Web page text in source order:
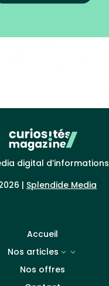
digital d’informations
| Splendide Media
Accueil
Nos articles
3
Nos offres